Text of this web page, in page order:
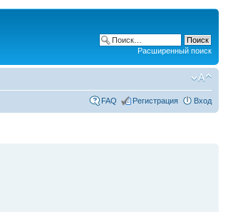
Расширенный поиск
FAQ Регистрация Вход